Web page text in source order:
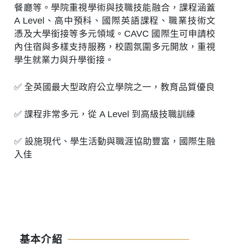
餐廳等。學院重視學術與技職技能融合，課程涵蓋
A Level、高中預科、國際英語課程、職業技術文
憑及大學銜接等多元領域。CAVC 國際生可申請校
內住宿與多樣支持服務，校園氛圍多元開放，重視
學生就業力與升學銜接。​
✅ 全英國最大型政府公立學院之一，教育品質優良
✅ 課程非常多元，從 A Level 到高級技職訓練
✅ 設施現代、學生活動與職涯協助豐富，國際生融
入佳
基本介紹